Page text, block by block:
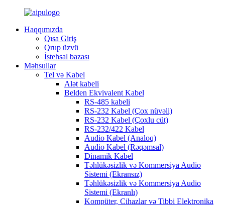
Haqqımızda
Qısa Giriş
Qrup üzvü
İstehsal bazası
Məhsullar
Tel və Kabel
Alət kabeli
Belden Ekvivalent Kabel
RS-485 kabeli
RS-232 Kabel (Çox nüvəli)
RS-232 Kabel (Çoxlu cüt)
RS-232/422 Kabel
Audio Kabel (Analoq)
Audio Kabel (Rəqəmsal)
Dinamik Kabel
Təhlükəsizlik və Kommersiya Audio
Sistemi (Ekransız)
Təhlükəsizlik və Kommersiya Audio
Sistemi (Ekranlı)
Kompüter, Cihazlar və Tibbi Elektronika